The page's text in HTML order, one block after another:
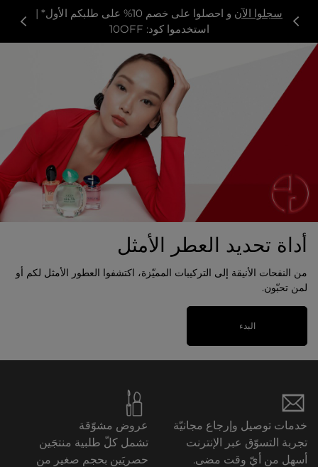
سجلوا الآن
و احصلوا على خصم 10% على طلبكم الأول* |
استخدموا كود: 10OFF
أداة تحديد العطر الأمثل
من النفحات الأنيقة إلى التركيبات المميّزة، اكتشفوا العطور الأمثل لكم أو
لمن تحبّون.
البدء
خدمات توصيل وإرجاع مجانيّة
تجربة التسوّق عبر الإنترنت
أسهل من أيّ وقت مضى.
عروض مشوّقة
تشمل كلّ طلبية منتجَين
حصريَين بحجم صغير من